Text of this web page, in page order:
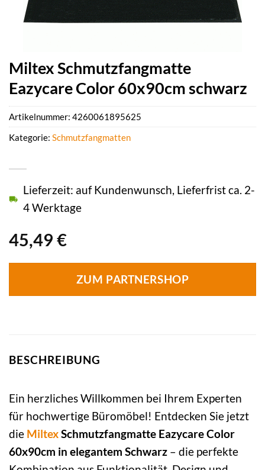
Miltex Schmutzfangmatte
Eazycare Color 60x90cm schwarz
45,49 €
Lieferzeit: auf Kundenwunsch, Lieferfrist ca. 2-
4 Werktage
ZUM PARTNERSHOP
Artikelnummer: 4260061895625
Kategorie: Schmutzfangmatten
BESCHREIBUNG
Ein herzliches Willkommen bei Ihrem Experten
für hochwertige Büromöbel! Entdecken Sie jetzt
die MiltexSchmutzfangmatte Eazycare Color
60x90cm in elegantem Schwarz – die perfekte